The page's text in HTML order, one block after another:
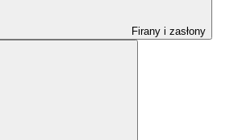
Firany i zasłony